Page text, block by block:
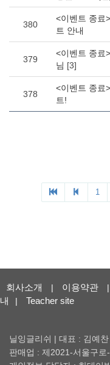
회사소개 | 이용약관 |
내
| Teacher site
닐잉글리쉬 | 대표 : 김예
판매업 : 제2021-서울구로